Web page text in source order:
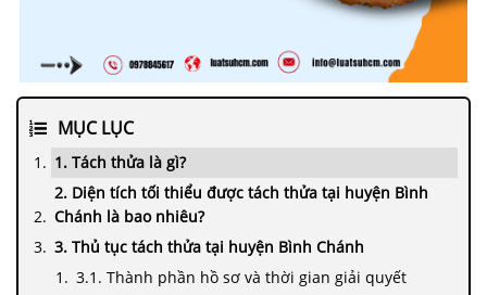
MỤC LỤC
1. Tách thửa là gì?
2. Diện tích tối thiểu được tách thửa tại huyện Bình
Chánh là bao nhiêu?
3. Thủ tục tách thửa tại huyện Bình Chánh
3.1. Thành phần hồ sơ và thời gian giải quyết